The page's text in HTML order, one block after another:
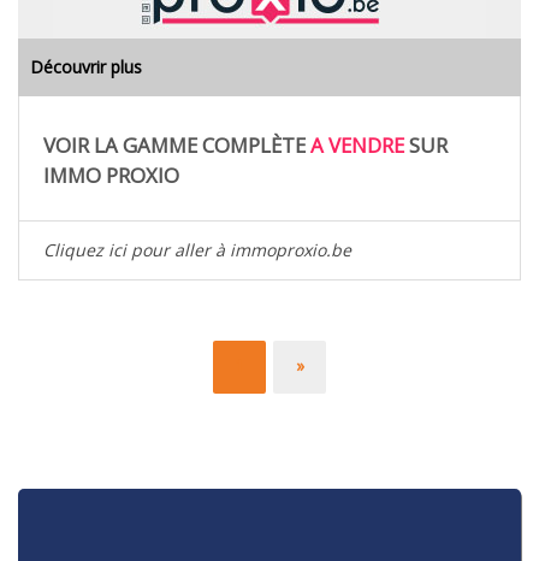
Découvrir plus
VOIR LA GAMME COMPLÈTEA VENDRESUR
IMMO PROXIO
Cliquez ici pour aller à immoproxio.be
»